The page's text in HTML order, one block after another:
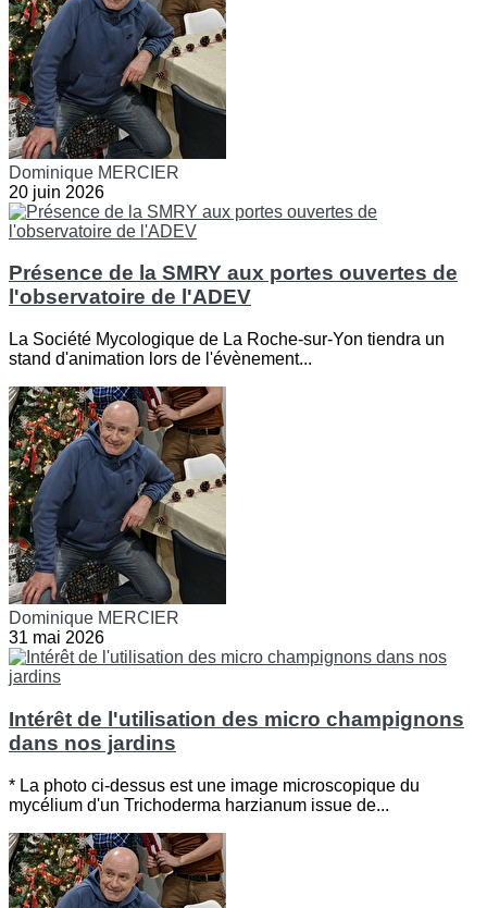
Dominique MERCIER
20 juin 2026
Présence de la SMRY aux portes ouvertes de
l'observatoire de l'ADEV
La Société Mycologique de La Roche-sur-Yon tiendra un
stand d'animation lors de l'évènement...
Dominique MERCIER
31 mai 2026
Intérêt de l'utilisation des micro champignons
dans nos jardins
* La photo ci-dessus est une image microscopique du
mycélium d'un Trichoderma harzianum issue de...